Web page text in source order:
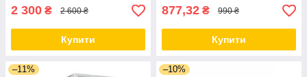
2 300 ₴ 2 600 ₴
Купити
877,32 ₴ 990 ₴
Купити
–11% –10%